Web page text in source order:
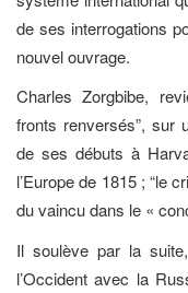
de ses interrogations
nouvel ouvrage.
Charles Zorgbibe,
fronts renversés”, sur
de ses débuts à
l’Europe de 1815 ; “le
du vaincu dans le «
Il soulève par la
l’Occident avec la